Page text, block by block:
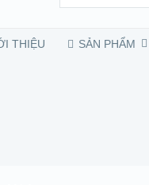
THIỆU SẢN PHẨM